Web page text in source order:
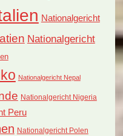
Nationalgericht
Nationalgericht
Nationalgericht Nepal
Nationalgericht Nigeria
Peru
Nationalgericht Polen